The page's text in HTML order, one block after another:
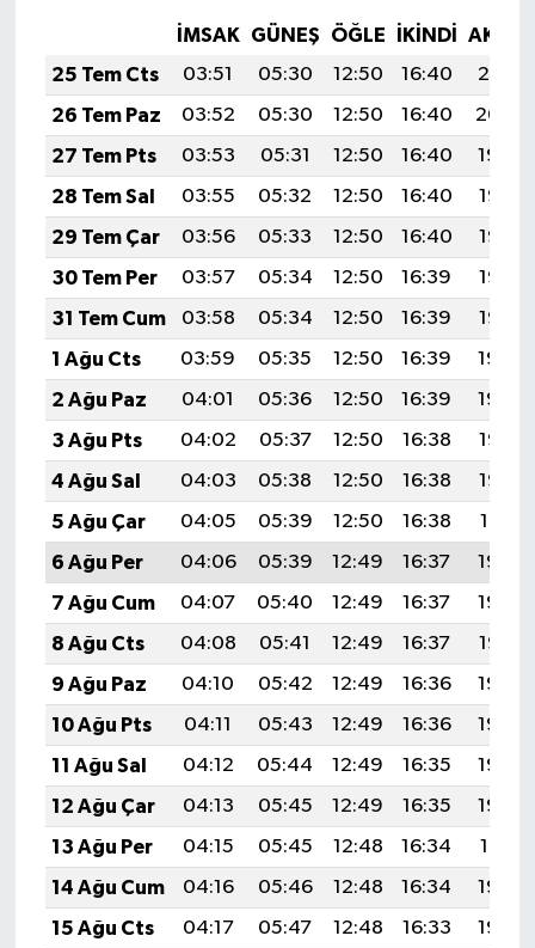
İMSAK GÜNEŞ ÖĞLE İKINDI
25 Tem Cts
03:51 05:30 12:50 16:40
20:01
26 Tem Paz
03:52 05:30 12:50 16:40
20:00
27 Tem Pts
03:53 05:31 12:50 16:40
19:59
28 Tem Sal
03:55 05:32 12:50 16:40
19:58
29 Tem Çar
03:56 05:33 12:50 16:40
19:57
30 Tem Per
03:57 05:34 12:50 16:39
19:56
31 Tem Cum
03:58 05:34 12:50 16:39
19:55
1 Ağu Cts
03:59 05:35 12:50 16:39
19:54
2 Ağu Paz
04:01 05:36 12:50 16:39
19:54
3 Ağu Pts
04:02 05:37 12:50 16:38
19:53
4 Ağu Sal
04:03 05:38 12:50 16:38
19:52
5 Ağu Çar
04:05 05:39 12:50 16:38
19:51
6 Ağu Per
04:06 05:39 12:49 16:37
19:49
7 Ağu Cum
04:07 05:40 12:49 16:37
19:48
8 Ağu Cts
04:08 05:41 12:49 16:37
19:47
9 Ağu Paz
04:10 05:42 12:49 16:36
19:46
10 Ağu Pts
04:11 05:43 12:49 16:36
19:45
11 Ağu Sal
04:12 05:44 12:49 16:35
19:44
12 Ağu Çar
04:13 05:45 12:49 16:35
19:43
13 Ağu Per
04:15 05:45 12:48 16:34
19:41
14 Ağu Cum
04:16 05:46 12:48 16:34
19:40
15 Ağu Cts
04:17 05:47 12:48 16:33
19:39